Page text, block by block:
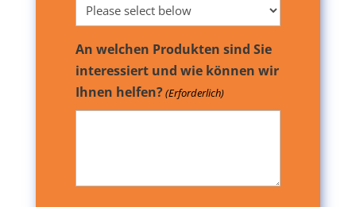
An welchen Produkten sind Sie
interessiert und wie können wir
Ihnen helfen?(Erforderlich)